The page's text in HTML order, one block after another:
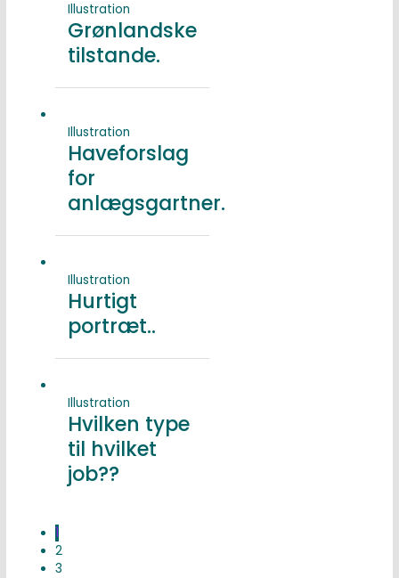
Illustration
Grønlandske
tilstande.
Illustration
Haveforslag
for
anlægsgartner.
Illustration
Hurtigt
portræt..
Illustration
Hvilken type
til hvilket
job??
1
2
3